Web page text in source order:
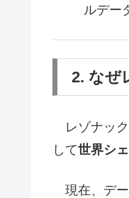
ルデー
2. なぜ
レゾナック
して世界シ
現在、デー